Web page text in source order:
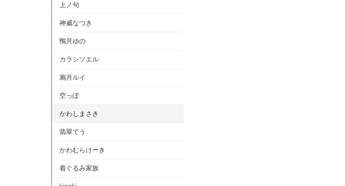
上ノ句
神威なつき
鴨月ゆの
カラシソエル
鴉月ルイ
空っぽ
かわしまさき
翡翠てう
かわむらけーき
着ぐるみ家族